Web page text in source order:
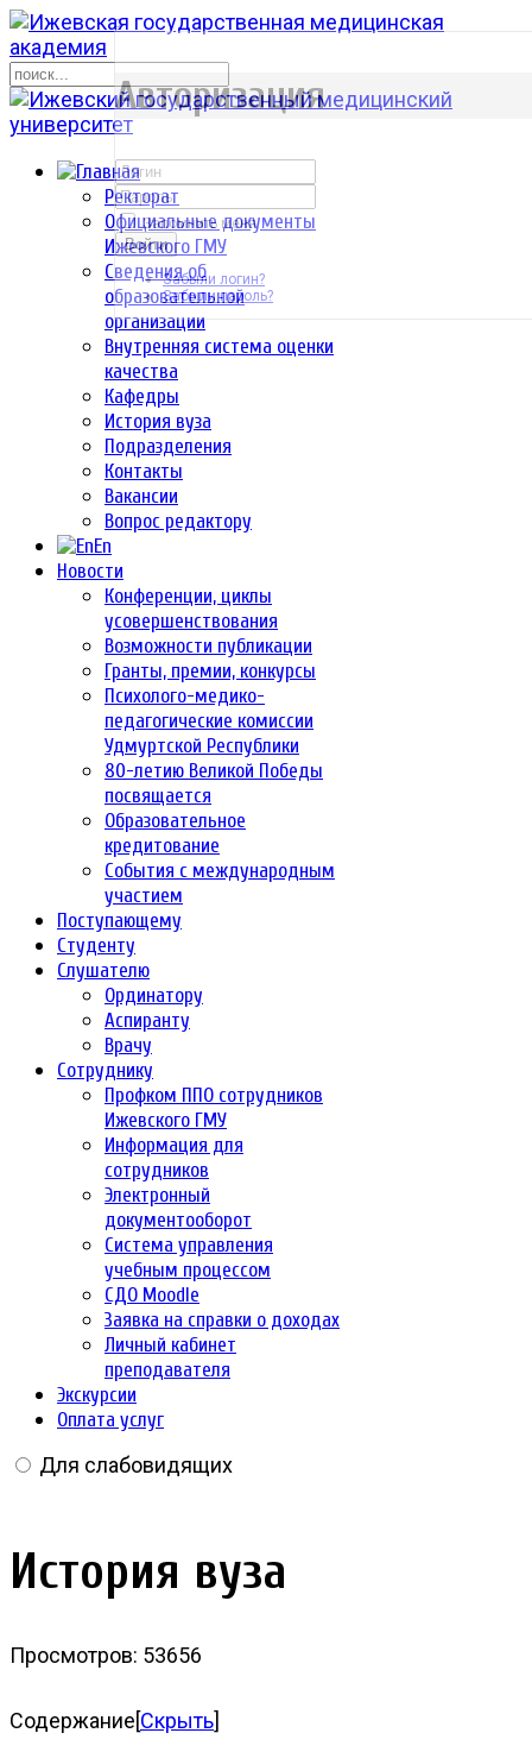
Ректорат
Официальные документы
Ижевского ГМУ
Сведения об
образовательной
организации
Внутренняя система оценки
качества
Кафедры
История вуза
Подразделения
Контакты
Вакансии
Вопрос редактору
En
Новости
Конференции, циклы
усовершенствования
Возможности публикации
Гранты, премии, конкурсы
Психолого-медико-
педагогические комиссии
Удмуртской Республики
80-летию Великой Победы
посвящается
Образовательное
кредитование
События с международным
участием
Поступающему
Студенту
Слушателю
Ординатору
Аспиранту
Врачу
Сотруднику
Профком ППО сотрудников
Ижевского ГМУ
Информация для
сотрудников
Электронный
документооборот
Система управления
учебным процессом
СДО Moodle
Заявка на справки о доходах
Личный кабинет
преподавателя
Экскурсии
Оплата услуг
Для слабовидящих
История вуза
Просмотров: 53656
Содержание[Скрыть]
р
Авторизация
Запомнить меня
Войти
Забыли логин?
Забыли пароль?